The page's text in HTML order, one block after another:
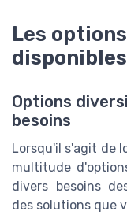
Les
disponibles
Options
besoins
Lorsqu'il s'agit de
multitude
divers besoins
des solutions que